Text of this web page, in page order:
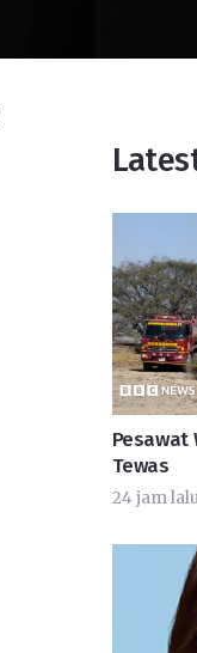
Pesawat
Tewas
24 jam